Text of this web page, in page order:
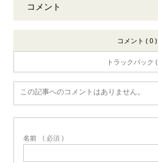
コメント
コメント ( 0 )
トラックバック
この記事へのコメントはありません。
名前 ( 必須 )